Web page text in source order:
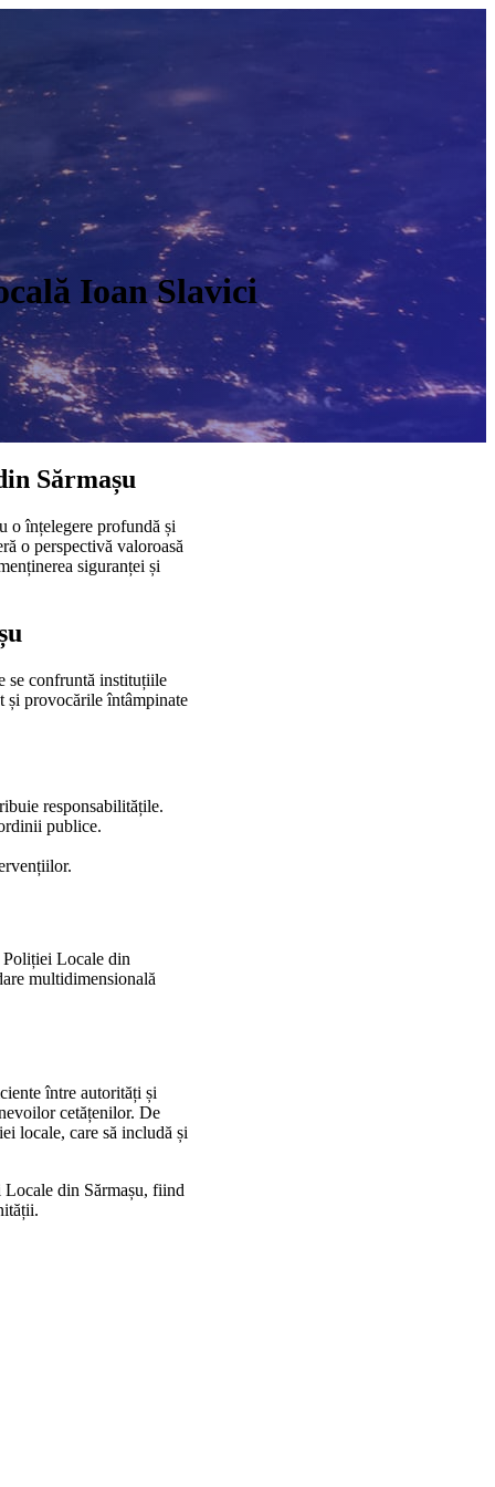
Ioan Slavici
Sărmașu
o înțelegere profundă și
o perspectivă valoroasă
siguranței și
se confruntă instituțiile
și provocările întâmpinate
responsabilitățile.
publice.
Poliției Locale din
multidimensională
între autorități și
cetățenilor. De
locale, care să includă și
din Sărmașu, fiind